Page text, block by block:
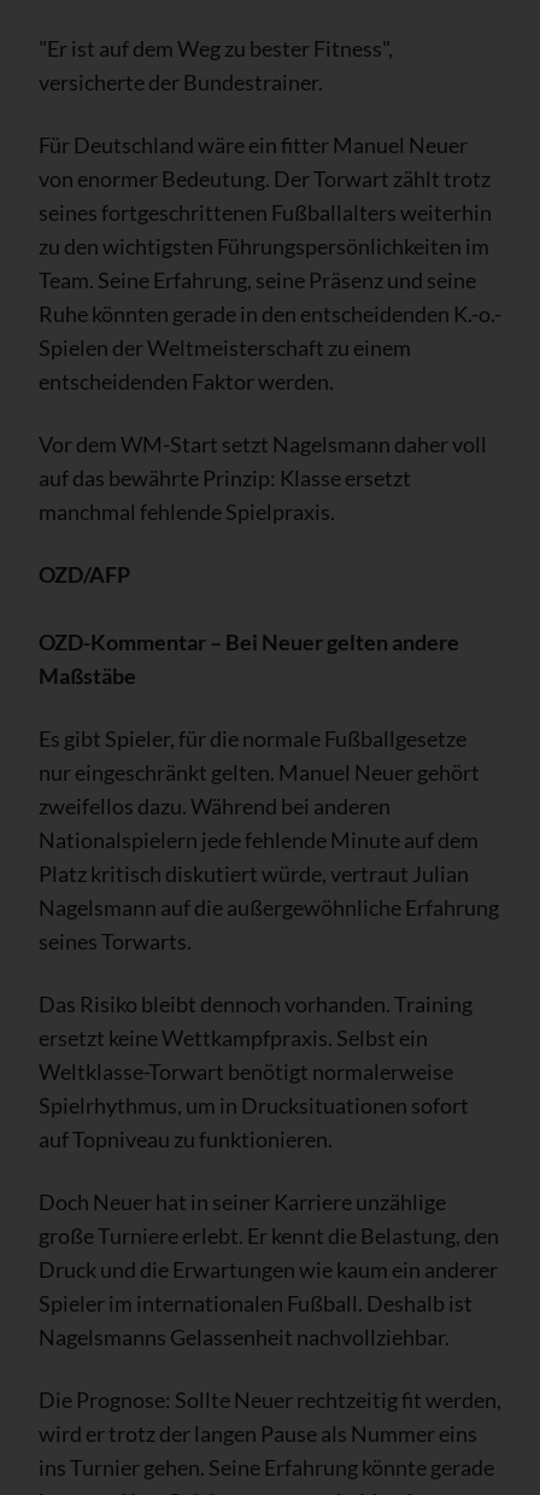
"Er ist auf dem Weg zu bester Fitness",
versicherte der Bundestrainer.
Für Deutschland wäre ein fitter Manuel Neuer
von enormer Bedeutung. Der Torwart zählt trotz
seines fortgeschrittenen Fußballalters weiterhin
zu den wichtigsten Führungspersönlichkeiten im
Team. Seine Erfahrung, seine Präsenz und seine
Ruhe könnten gerade in den entscheidenden K.-o.-
Spielen der Weltmeisterschaft zu einem
entscheidenden Faktor werden.
Vor dem WM-Start setzt Nagelsmann daher voll
auf das bewährte Prinzip: Klasse ersetzt
manchmal fehlende Spielpraxis.
OZD/AFP
OZD-Kommentar – Bei Neuer gelten andere
Maßstäbe
Es gibt Spieler, für die normale Fußballgesetze
nur eingeschränkt gelten. Manuel Neuer gehört
zweifellos dazu. Während bei anderen
Nationalspielern jede fehlende Minute auf dem
Platz kritisch diskutiert würde, vertraut Julian
Nagelsmann auf die außergewöhnliche Erfahrung
seines Torwarts.
Das Risiko bleibt dennoch vorhanden. Training
ersetzt keine Wettkampfpraxis. Selbst ein
Weltklasse-Torwart benötigt normalerweise
Spielrhythmus, um in Drucksituationen sofort
auf Topniveau zu funktionieren.
Doch Neuer hat in seiner Karriere unzählige
große Turniere erlebt. Er kennt die Belastung, den
Druck und die Erwartungen wie kaum ein anderer
Spieler im internationalen Fußball. Deshalb ist
Nagelsmanns Gelassenheit nachvollziehbar.
Die Prognose: Sollte Neuer rechtzeitig fit werden,
wird er trotz der langen Pause als Nummer eins
ins Turnier gehen. Seine Erfahrung könnte gerade